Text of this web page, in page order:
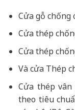
Cửa gỗ chống
Cửa thép
Cửa thép
Và cửa Thép
Cửa thép
theo tiêu